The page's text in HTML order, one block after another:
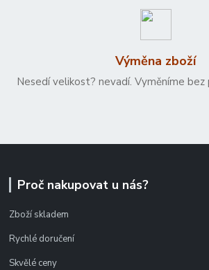
Výměna zboží
Nesedí velikost? nevadí. Vyměníme bez
Proč nakupovat u nás?
Zboží skladem
Rychlé doručení
Skvělé ceny